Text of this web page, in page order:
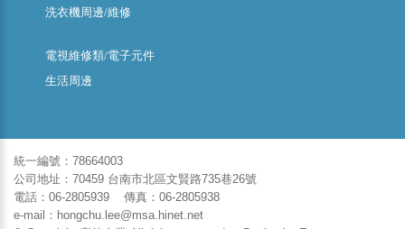
洗衣機周邊/維修
電視維修類/電子元件
生活周邊
統一編號：78664003
公司地址：70459 台南市北區文賢路735巷26號
電話：06-2805939 傳真：06-2805938
e-mail：hongchu.lee@msa.hinet.net